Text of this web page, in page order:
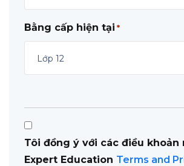
Bằng cấp hiện tại *
Lớp 12
Consent
*
Tôi đồng ý với các điều khoản
Expert Education Terms and